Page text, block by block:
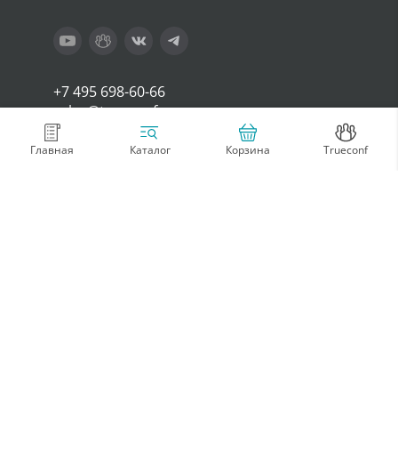
Главная Каталог Trueconf
Корзина
+7 495 698-60-66
sales@trueconf.ru